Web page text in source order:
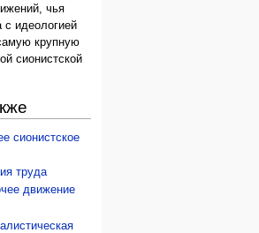
чья
с идеологией
крупную
сионистской
сионистское
труда
движение